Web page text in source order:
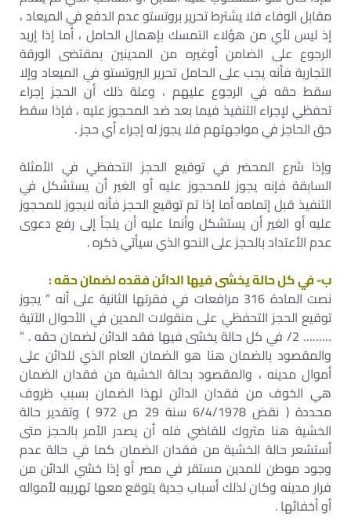
مقابل الوفاء فلا يشترط تحرير بروتستو عدم الدفع في الميعاد ،
إذ ليس لأي من هؤلاء التمسك بإهمال الحامل ، أما إذا إريد
الرجوع على الضامن أوغيره من المدينين بمقتضى الورقة
التجارية فأنه يجب على الحامل تحرير البروتستو في الميعاد وإلا
سقط حقه في الرجوع عليهم ، وعلة ذلك أن الحجز إجراء
تحفظي لإجراء التنفيذ فيما بعد ضد المحجوز عليه ، فإذا سقط
حق الحاجز في مواجهتهم فلا يجوز له إجراء أي حجز .
وإذا شرع المحضر في توقيع الحجز التحفظي في الأمثلة
السابقة فإنه يجوز للمحجوز عليه أو الغير أن يستشكل في
التنفيذ قبل إتمامه أما إذا تم توقيع الحجز فأنه لايجوز للمحجوز
عليه أو الغير أن يستشكل وأنما عليه أن يلجأ إلى رفع دعوى
عدم الأعتداد بالحجز على النحو الذي سيأتي ذكره .
ب- في كل حالة يخشى فيها الدائن فقده لضمان حقه :
نصت المادة 316 مرافعات في فقرتها الثانية على أنه ” يجوز
توقيع الحجز التحفظي على منقولات المدين في الأحوال الآتية
……… 2/ في كل حالة يخشى فيها فقد الدائن لضمان حقه . ”
والمقصود بالضمان هنا هو الضمان العام الذي للدائن على
أموال مدينه ، والمقصود بحالة الخشية من فقدان الضمان
هي الخوف من فقدان الدائن لهذا الضمان بسبب ظروف
محددة ( نقض 6/4/1978 سنة 29 ص 972 ) وتقدير حالة
الخشية هنا متروك للقاضي فله أن يصدر الأمر بالحجز متى
أستشعر حالة الخشية من فقدان الضمان كما في حالة عدم
وجود موطن للمدين مستقر في مصر أو إذا خشي الدائن من
فرار مدينه وكان لذلك أسباب جدية يتوقع معها تهريبه لأمواله
أو أخفائها .